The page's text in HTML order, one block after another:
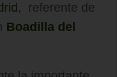
, referente de
Boadilla del